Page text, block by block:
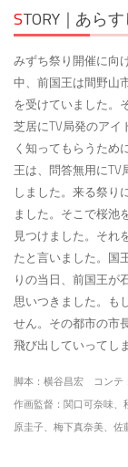
STORY｜あらす
みずち祭り開催に向
中、前国王は間野山
を受けていました。
芝居にTV局発のア
く知ってもらうため
王は、問答無用に
しました。来る祭り
ました。そこで桜池
見つけました。それ
たと言いました。国
りの当日、前国王が
思いつきました。も
せん。その都市の市
飛び出していってし
脚本：横谷昌宏 コンテ
作画監督：関口可奈味
原圭子、梅下真奈美、佐